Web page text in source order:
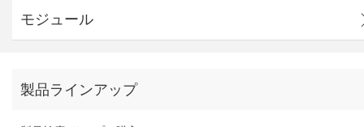
モジュール
製品ラインアップ